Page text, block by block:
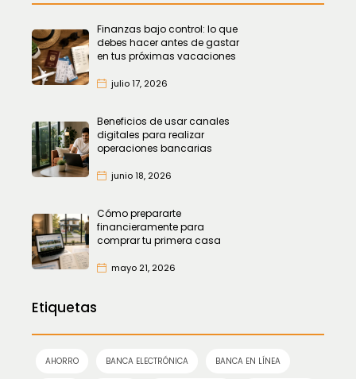
Finanzas bajo control: lo que
debes hacer antes de gastar
en tus próximas vacaciones
julio 17, 2026
Beneficios de usar canales
digitales para realizar
operaciones bancarias
junio 18, 2026
Cómo prepararte
financieramente para
comprar tu primera casa
mayo 21, 2026
Etiquetas
AHORRO BANCA ELECTRÓNICA BANCA EN LÍNEA